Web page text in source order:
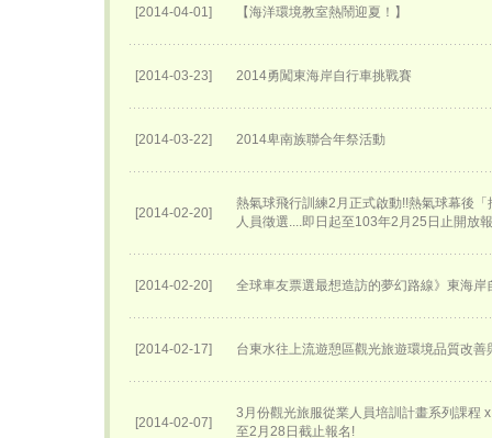
[2014-04-01] 【海洋環境教室熱鬧迎夏！】
[2014-03-23] 2014勇闖東海岸自行車挑戰賽
[2014-03-22] 2014卑南族聯合年祭活動
[2014-02-20]
熱氣球飛行訓練2月正式啟動!!熱氣球幕後
人員徵選....即日起至103年2月25日止開放
[2014-02-20] 全球車友票選最想造訪的夢幻路線》東海岸
[2014-02-17] 台東水往上流遊憩區觀光旅遊環境品質改善
[2014-02-07]
3月份觀光旅服從業人員培訓計畫系列課程
至2月28日截止報名!